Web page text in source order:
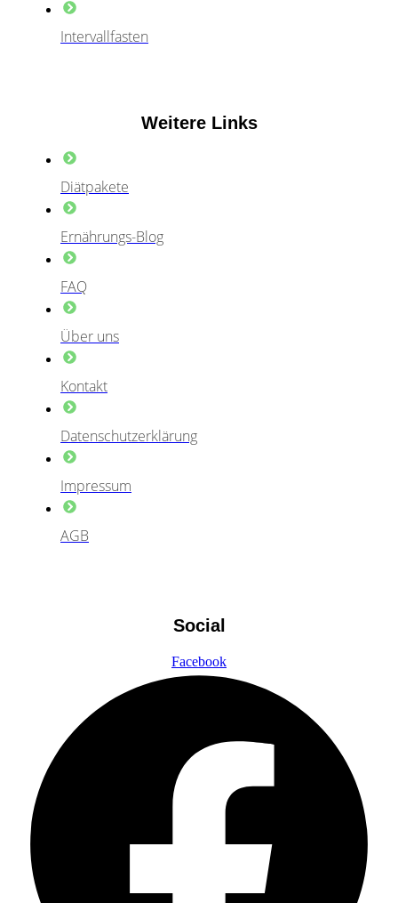
Intervallfasten
Weitere Links
Diätpakete
Ernährungs-Blog
FAQ
Über uns
Kontakt
Datenschutzerklärung
Impressum
AGB
Social
Facebook